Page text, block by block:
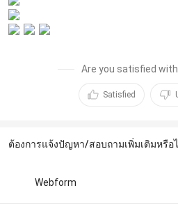
Are you satisfied
Satisfied
ต้องการแจ้งปัญหา/สอบถามเพิ่มเติมหรือ
Webform